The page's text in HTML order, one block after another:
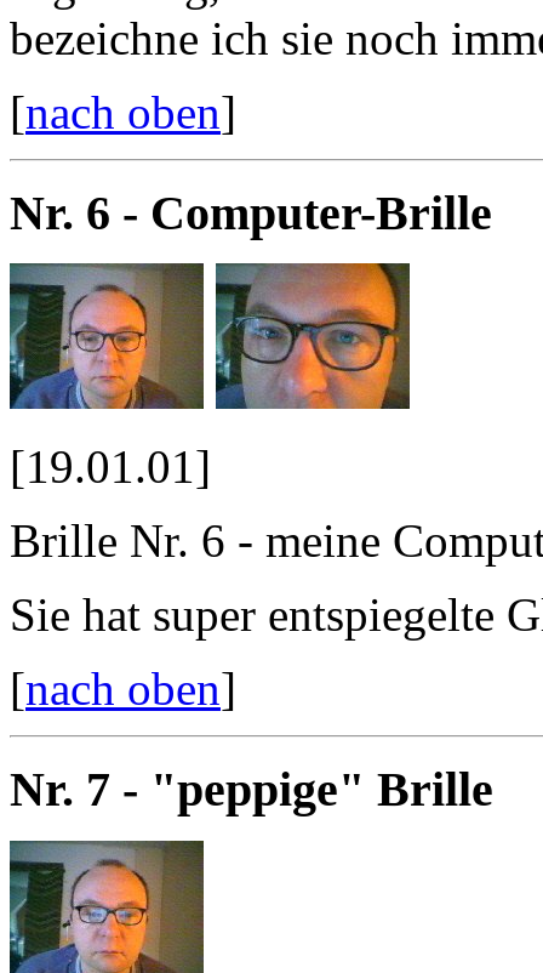
bezeichne ich sie noch
[nach oben]
Nr. 6 - Computer-Brille
[19.01.01]
Brille Nr. 6 - meine
Sie hat super entspiegelte
[nach oben]
Nr. 7 - "peppige" Brille